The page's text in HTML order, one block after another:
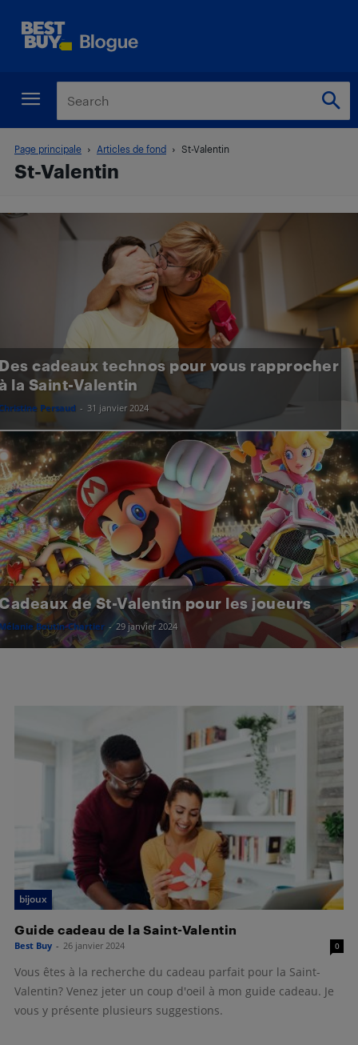
Page principale Articles de fond St-Valentin
St-Valentin
cadeaux technos pour vous rapprocher
la Saint-Valentin
Persaud - 31 janvier 2024
de St-Valentin pour les joueurs
Boutin-Chartier - 29 janvier 2024
bijoux
Guide cadeau de la Saint-Valentin
Best Buy - 26 janvier 2024 0
Vous êtes à la recherche du cadeau parfait pour la Saint-
Valentin? Venez jeter un coup d'oeil à mon guide cadeau. Je
vous y présente plusieurs suggestions.